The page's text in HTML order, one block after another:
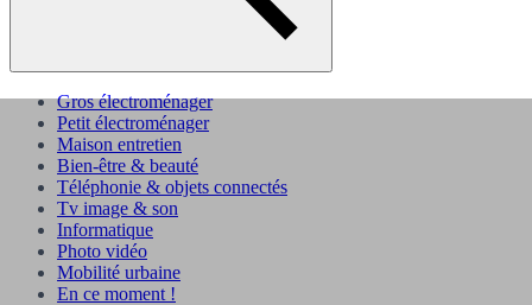
Gros électroménager
Petit électroménager
Maison entretien
Bien-être & beauté
Téléphonie & objets connectés
Tv image & son
Informatique
Photo vidéo
Mobilité urbaine
En ce moment !